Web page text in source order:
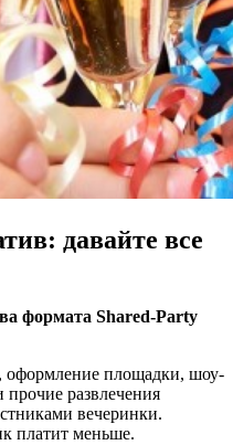
давайте все
формата Shared-Party
оформление площадки, шоу-
развлечения
вечеринки.
платит меньше.